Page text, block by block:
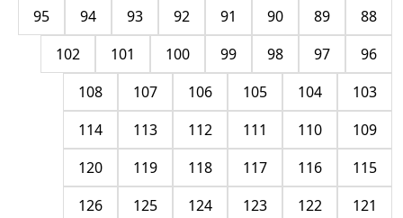
88
89
90
91
92
93
94
95
96
97
98
99
100
101
102
103
104
105
106
107
108
109
110
111
112
113
114
115
116
117
118
119
120
121
122
123
124
125
126